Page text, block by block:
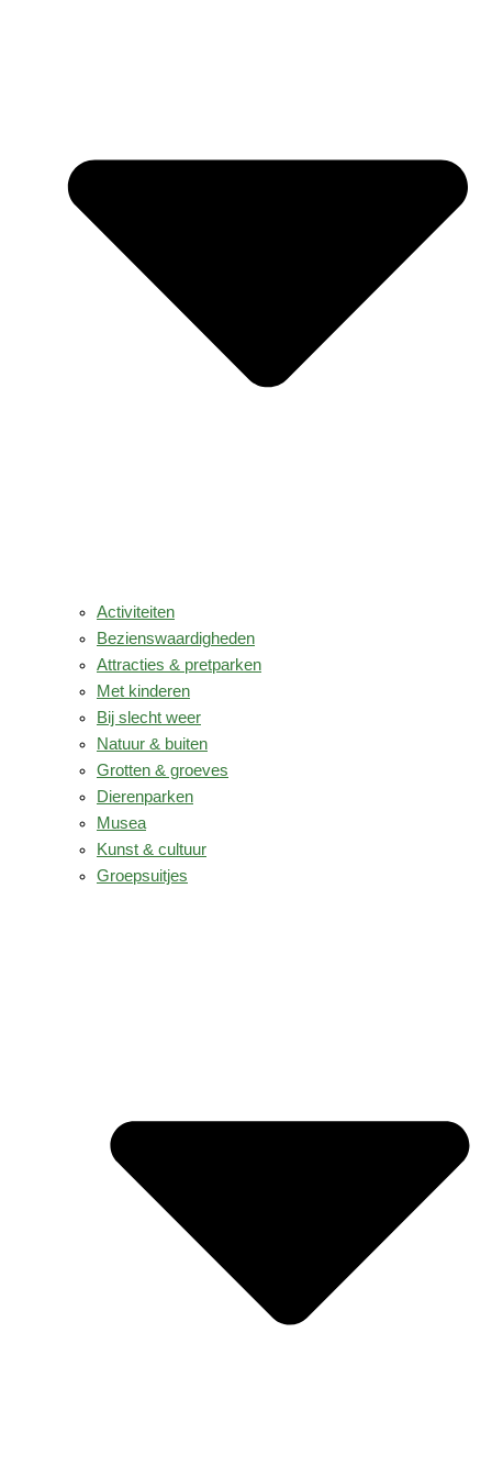
Activiteiten
Bezienswaardigheden
Attracties & pretparken
Met kinderen
Bij slecht weer
Natuur & buiten
Grotten & groeves
Dierenparken
Musea
Kunst & cultuur
Groepsuitjes